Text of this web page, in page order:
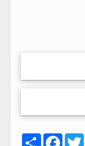
ا F T